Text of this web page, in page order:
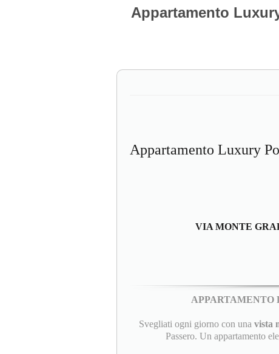
Appartamento
Appartamento Luxury
VIA MONTE
APPARTAMENTO
Svegliati ogni giorno con una vista
Passero. Un appartamento